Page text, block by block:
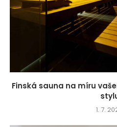
Finská sauna na míru
1. 7.